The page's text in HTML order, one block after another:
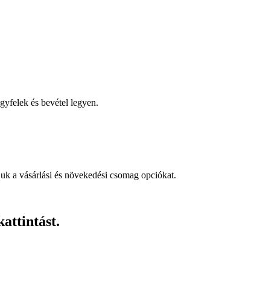
és bevétel legyen.
a vásárlási és növekedési csomag opciókat.